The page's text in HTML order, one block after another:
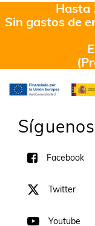
Hasta
Sin gastos de
Síguenos
Facebook
Twitter
Youtube